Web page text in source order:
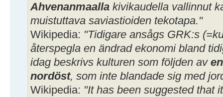
Ahvenanmaalla kivikaudella vallinnut
muistuttava saviastioiden tekotapa."
Wikipedia: "Tidigare ansågs GRK:s
återspegla en ändrad ekonomi bland
idag beskrivs kulturen som följden av
nordöst, som inte blandade sig med
Wikipedia: "It has been suggested that